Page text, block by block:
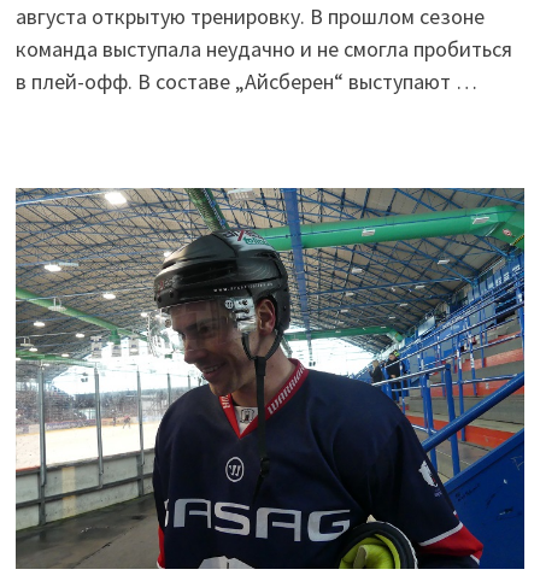
августа открытую тренировку. В прошлом сезоне
команда выступала неудачно и не смогла пробиться
в плей-офф. В составе „Айсберен“ выступают …